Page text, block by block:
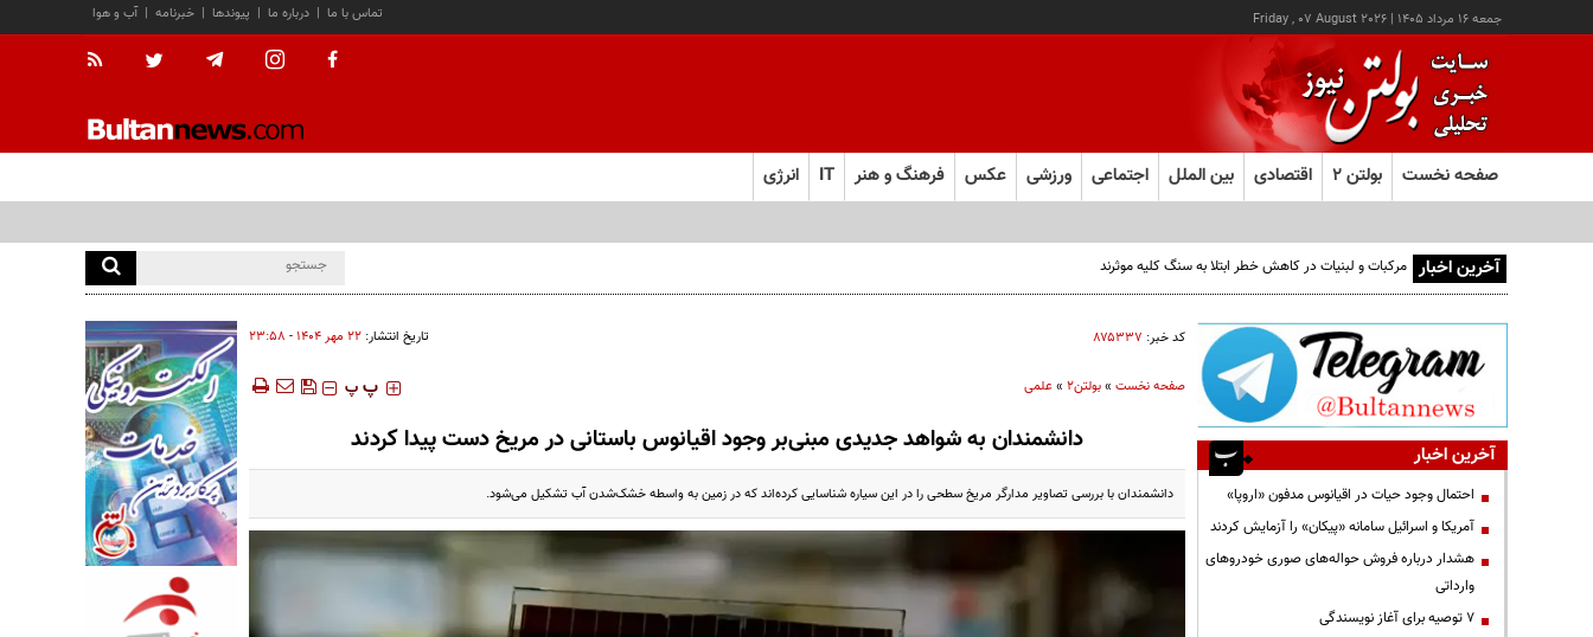
جمعه ۱۶ مرداد ۱۴۰۵ |
Friday , 07 August 2026 آب و هوا | خبرنامه | پیوندها | درباره ما | تماس با ما
صفحه نخست بولتن ۲ اقتصادی بین الملل اجتماعی ورزشی عکس فرهنگ و هنر IT انرژی
آخرین اخبار مرکبات و لبنیات در کاهش خطر ابتلا به سنگ کلیه موثرند
کد خبر: ۸۷۵۳۳۷ تاریخ انتشار: ۲۲ مهر ۱۴۰۴ - ۲۳:۵۸
صفحه نخست»بولتن2 »علمی ‍‍‍ پ پ
دانشمندان به شواهد جدیدی مبنی‌بر وجود اقیانوس باستانی در مریخ دست پیدا کردند
دانشمندان با بررسی تصاویر مدارگر مریخ سطحی را در این سیاره شناسایی کرده‌اند که در زمین به واسطه خشک‌شدن آب تشکیل می‌شود.
آخرین اخبار
احتمال وجود حیات در اقیانوس مدفون «اروپا»
آمریکا و اسرائیل سامانه «پیکان» را آزمایش کردند
هشدار درباره فروش حواله‌های صوری خودروهای
وارداتی
۷ توصیه برای آغاز نویسندگی